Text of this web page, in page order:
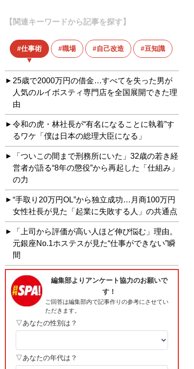
【関連キーワードから記事を探す】
仕事術 職場 自己改造 豆知識
25歳で2000万円の借金…すべてを失った男が
人気のルイボスティ専門店を全国展開できた理
由
令和の虎・林社長が“有名になることに執着”す
るワケ「僕は日本の総理大臣になる」
「ついこの間まで刑務所にいた」32歳の若き経
営者が語る“8年の懲役”から再起した「仕組み」
の力
“手取り20万円OL”から独立成功…月商100万円
女性社長が見た「起業に失敗する人」の共通点
「上司から評価が高い人ほど伸び悩む」理由。
元銀座No.1ホステスが見た“仕事ができない”瞬
間